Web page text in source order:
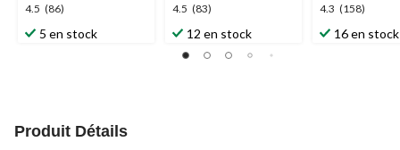
4.5 (86)
4.5
étoile(s)
sur
5 en stock
4.5 (83)
4.5
étoile(s)
sur
5.
12 en stock
4.3 (158)
4.3
étoile(s)
sur
16 en stock
Produit Détails